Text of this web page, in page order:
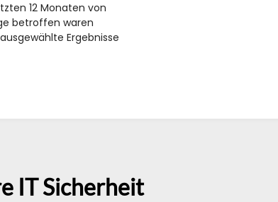
12 Monaten von
betroffen waren
Ergebnisse
IT Sicherheit